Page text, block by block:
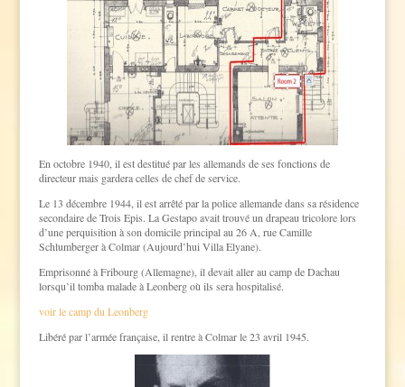
En octobre 1940, il est destitué par les allemands de ses fonctions de
directeur mais gardera celles de chef de service.
Le 13 décembre 1944, il est arrêté par la police allemande dans sa résidence
secondaire de Trois Epis. La Gestapo avait trouvé un drapeau tricolore lors
d’une perquisition à son domicile principal au 26 A, rue Camille
Schlumberger à Colmar (Aujourd’hui Villa Elyane).
Emprisonné à Fribourg (Allemagne), il devait aller au camp de Dachau
lorsqu’il tomba malade à Leonberg où ils sera hospitalisé.
voir le camp du Leonberg
Libéré par l’armée française, il rentre à Colmar le 23 avril 1945.